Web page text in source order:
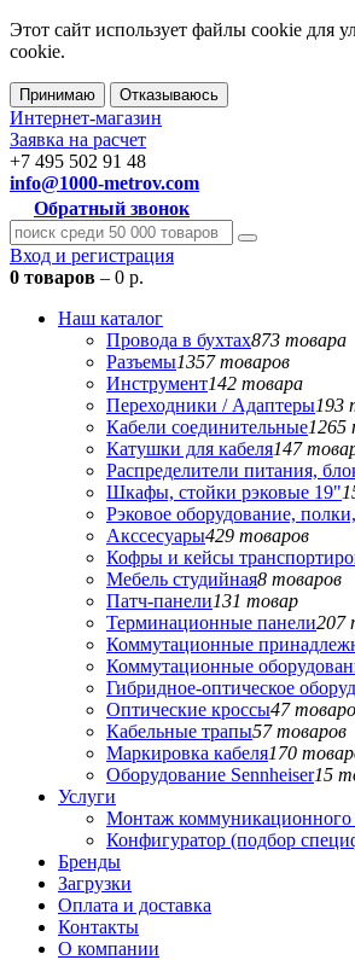
Этот сайт использует файлы cookie для
cookie.
Принимаю Отказываюсь
Интернет-магазин
Заявка на расчет
+7 495 502 91 48
info@1000-metrov.com
Обратный звонок
Вход и регистрация
0 товаров – 0 р.
Наш каталог
Провода в бухтах873 товара
Разъемы1357 товаров
Инструмент142 товара
Переходники / Адаптеры193
Кабели соединительные1265
Катушки для кабеля147
Распределители питания,
Шкафы, стойки рэковые 19"
Рэковое оборудование,
Акссесуары429 товаров
Кофры и кейсы
Мебель студийная8 товаров
Патч-панели131 товар
Терминационные панели207
Коммутационные
Коммутационные
Гибридное-оптическое
Оптические кроссы47
Кабельные трапы57 товаров
Маркировка кабеля170
Оборудование Sennheiser15
Услуги
Монтаж коммуникационного
Конфигуратор (подбор
Бренды
Загрузки
Оплата и доставка
Контакты
О компании